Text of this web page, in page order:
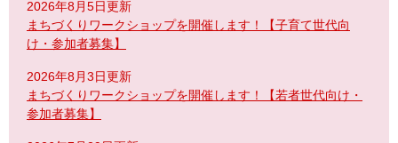
2026年8月5日更新
まちづくりワークショップを開催します！【子育て世代向
け・参加者募集】
2026年8月3日更新
まちづくりワークショップを開催します！【若者世代向け・
参加者募集】